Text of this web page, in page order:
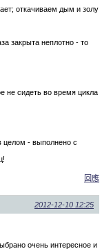
откачиваем дым и золу
закрыта неплотно - то
не сидеть во время цикла
целом - выполнено с
回應
2012-12-10 12:25
очень интересное и